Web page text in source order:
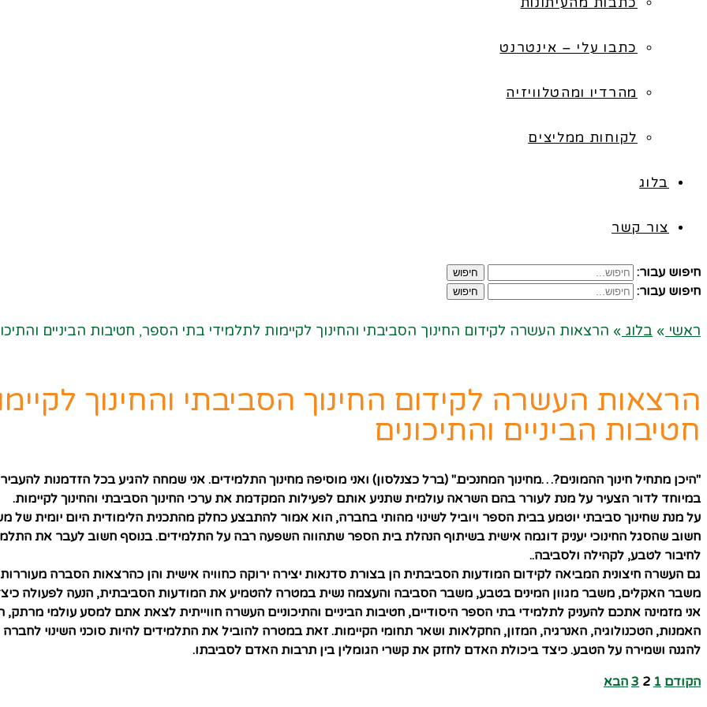
כתבו עלי – אינטרנט
מהרדיו ומהטלוויזיה
לקוחות ממליצים
בלוג
צור קשר
חיפוש עבור: חיפוש
חיפוש עבור: חיפוש
ראשי » בלוג » הרצאות העשרה לקידום החינוך הסביבתי והחינוך לקיימות לתלמידי בתי הספר, חטיבות הביניים
הרצאות העשרה לקידום החינוך הסביבתי והחינוך
חטיבות הביניים והתיכונים
"היכן מתחיל חינוך ההמונים?…מחינוך המחנכים." (ברל כצנלסון) ואני מוסיפה מחינוך התלמידים. אני שמחה להגיע בכל הזדמנות
במיוחד לדור הצעיר על מנת לעורר בהם השראה עולמית שתניע אותם לפעילות המקדמת את ערכי החינוך הסביבתי והחינוך לקיימות.
על מנת שחינוך סביבתי יוטמע בבית הספר ויוביל לשינוי מהותי בחברה, הוא אמור להתבצע כחלק מהתכנית הלימודית היום יומית
חשוב שהסגל החינוכי יעניק דוגמה אישית בשיתוף הנהלת בית הספר שתהווה השפעה רבה על התלמידים. בנוסף חשוב לעבר את
לחיבור לטבע, לקהילה ולסביבה..
גם העשרה חיצונית המביאה לקידום המודעות הסביבתית הן בצורת סדנאות יצירה ירוקה כחוויה אישית והן כהרצאות הסברה
משבר האקלים, משבר מגוון המינים בטבע, משבר הסביבה והעצמה נשית במטרה להטמיע את המודעות הסביבתית, הנעה לפעולה
אני מזמינה אתכם להעניק לתלמידי בתי הספר היסודיים, חטיבות הביניים והתיכוניים העשרה חווייתית לצאת אתם למסע עולמי
האמנות, הטכנולוגיה, האנרגיה, המזון, החקלאות ושאר תחומי הקיימות. זאת במטרה להוביל את התלמידים להיות סוכני השינוי
להגנה ושמירה על הטבע. כיצד ביכולת האדם לחזק את קשרי הגומלין בין תרבות האדם לסביבתו.
הקודם 1
2
3 הבא